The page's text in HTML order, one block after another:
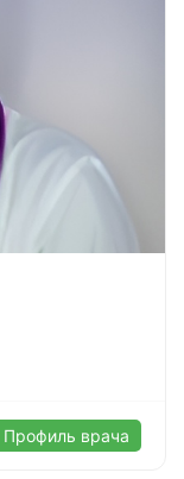
Профиль врача